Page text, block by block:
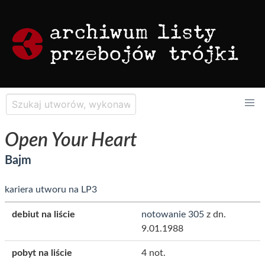
Open Your Heart
Bajm
kariera utworu na LP3
debiut na liście notowanie 305 z dn.
9.01.1988
pobyt na liście 4 not.